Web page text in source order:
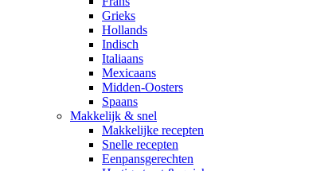
Grieks
Hollands
Indisch
Italiaans
Mexicaans
Midden-Oosters
Spaans
Makkelijk & snel
Makkelijke recepten
Snelle recepten
Eenpansgerechten